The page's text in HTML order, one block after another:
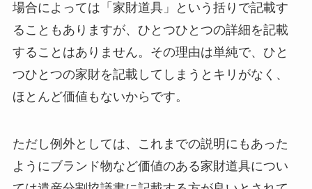
場合によっては「家財道具」という括りで記載す
ることもありますが、ひとつひとつの詳細を記載
することはありません。その理由は単純で、ひと
つひとつの家財を記載してしまうとキリがなく、
ほとんど価値もないからです。
ただし例外としては、これまでの説明にもあった
ようにブランド物など価値のある家財道具につい